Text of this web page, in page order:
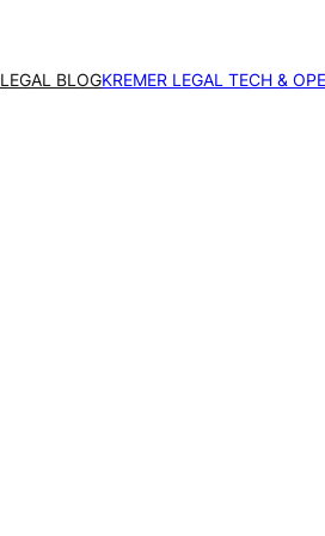
LEGAL BLOGKREMER LEGAL TECH &